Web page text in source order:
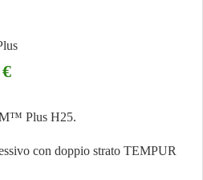
€
Plus H25.
con doppio strato TEMPUR